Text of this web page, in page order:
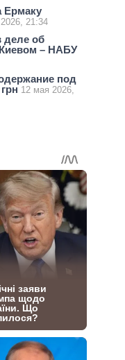
Ермаку
21:34
деле об
– НАБУ
под
12 мая 2026,